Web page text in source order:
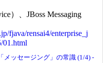
）、JBoss Messaging
メッセージング」の常識 (1/4) -